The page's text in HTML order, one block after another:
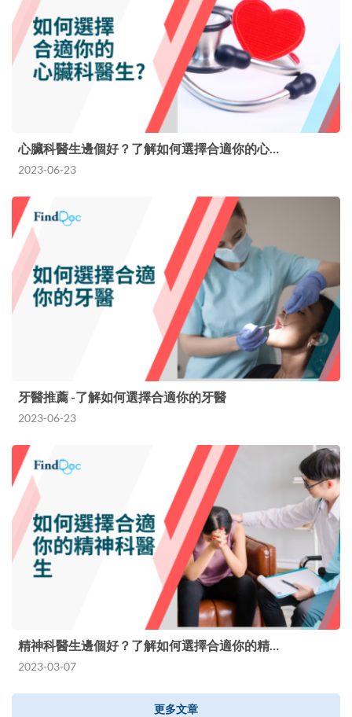
心臟科醫生邊個好？了解如何選擇合適你的心…
2023-06-23
牙醫推薦 -了解如何選擇合適你的牙醫
2023-06-23
精神科醫生邊個好？了解如何選擇合適你的精…
2023-03-07
更多文章